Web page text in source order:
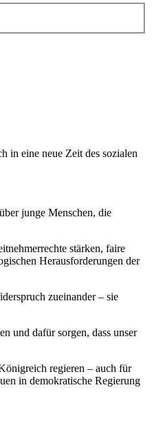
in eine neue Zeit des sozialen
junge Menschen, die
stärken, faire
Herausforderungen der
zueinander – sie
und dafür sorgen, dass unser
regieren – auch für
in demokratische Regierung